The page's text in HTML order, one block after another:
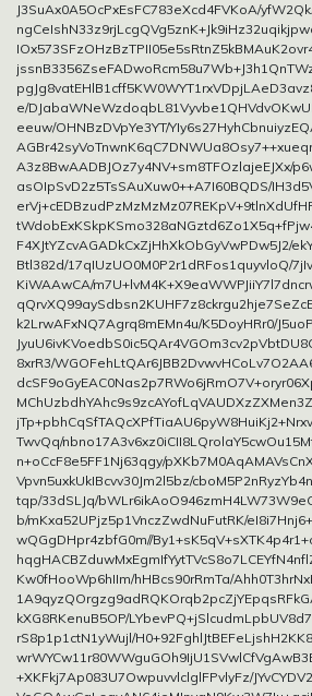
J3SuAx0A5OcPxEsFC783eXcd4FVKoA/
e/
eeuw/OHNBzDVpYe3YT/
A3z8BwAADBJOz7y4NV+sm8TFOzlajeEJXx/
asOIpSvD2z5TsSAuXuw0++A7I60BQDS/
F4XJtYZcvAGADkCxZjHhXkObGyVwPDw5J2/
Btl382d/17qIUzUO0M0P2r1dRFos1quyvloQ/
KiWAAwCA/
k2LrwAFxNQ7Agrq8mEMn4u/K5DoyHRr0/
8xrR3/
TwvQq/
n+oCcF8e5FF1Nj63qgy/
Vpvn5uxkUkIBcvv30Jm2l5bz/
tqp/33dSLJq/
b/mKxa52UPjz5p1VnczZwdNuFutRK/
wQGgDHpr4zbfG0m//
Kw0fHooWp6hIIm/hHBcs90rRmTa/
kXG8RKenuB5OP/
rS8p1p1ctN1yWujl/
+XKFkj7Ap083U7OwpuvvlclglFPvlyFz/